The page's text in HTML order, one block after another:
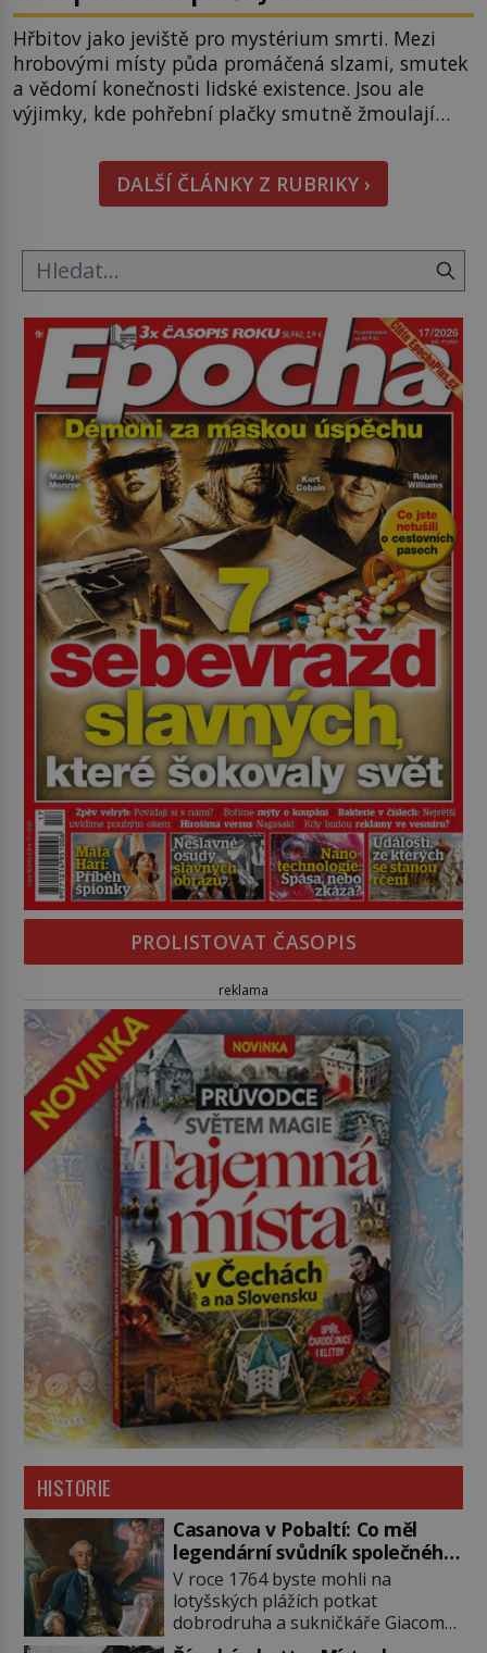
Hřbitov jako jeviště pro mystérium smrti. Mezi
hrobovými místy půda promáčená slzami, smutek
a vědomí konečnosti lidské existence. Jsou ale
výjimky, kde pohřební plačky smutně žmoulají
pohledu na výši vyměřené podpory
v nezaměstnanosti. Kam vás pozveme? Unikátní
hřbitov, který si vysloužil název „Veselý“, najdeme
DALŠÍ ČLÁNKY Z RUBRIKY ›
PROLISTOVAT ČASOPIS
reklama
HISTORIE
Casanova v Pobaltí: Co měl
legendární svůdník společného
se svobodnými zednáři?
V roce 1764 byste mohli na
lotyšských plážích potkat
dobrodruha a sukničkáře Giacoma
Casanovu. Jeho cesta k Baltskému